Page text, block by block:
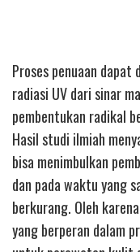
Proses penuaan
radiasi UV dari sinar
pembentukan radikal
Hasil studi ilmiah
bisa menimbulkan
dan pada waktu yang
berkurang. Oleh
yang berperan dalam